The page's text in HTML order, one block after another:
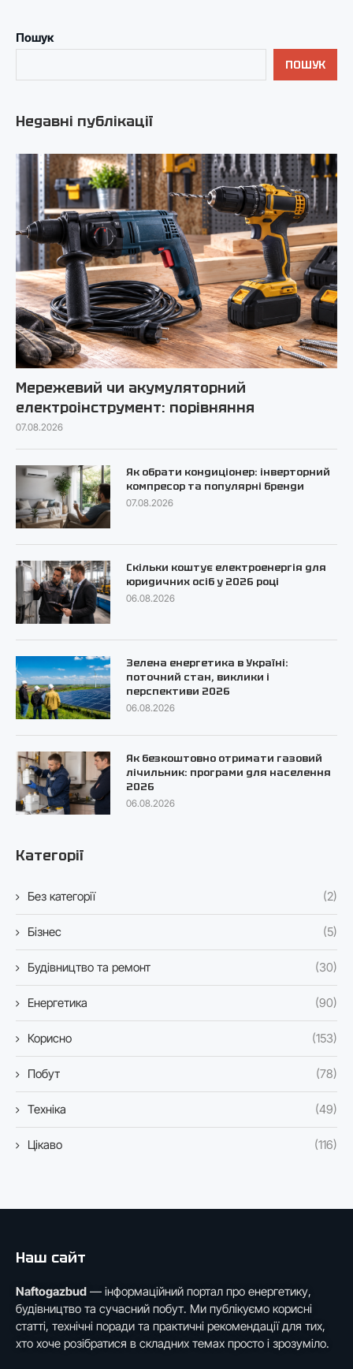
Пошук
ПОШУК
Недавні публікації
Мережевий чи акумуляторний
електроінструмент: порівняння
07.08.2026
Як обрати кондиціонер: інверторний
компресор та популярні бренди
07.08.2026
Скільки коштує електроенергія для
юридичних осіб у 2026 році
06.08.2026
Зелена енергетика в Україні:
поточний стан, виклики і
перспективи 2026
06.08.2026
Як безкоштовно отримати газовий
лічильник: програми для населення
2026
06.08.2026
Категорії
Без категорії (2)
Бізнес (5)
Будівництво та ремонт (30)
Енергетика (90)
Корисно (153)
Побут (78)
Техніка (49)
Цікаво (116)
Наш сайт
Naftogazbud — інформаційний портал про енергетику,
будівництво та сучасний побут. Ми публікуємо корисні
статті, технічні поради та практичні рекомендації для тих,
хто хоче розібратися в складних темах просто і зрозуміло.